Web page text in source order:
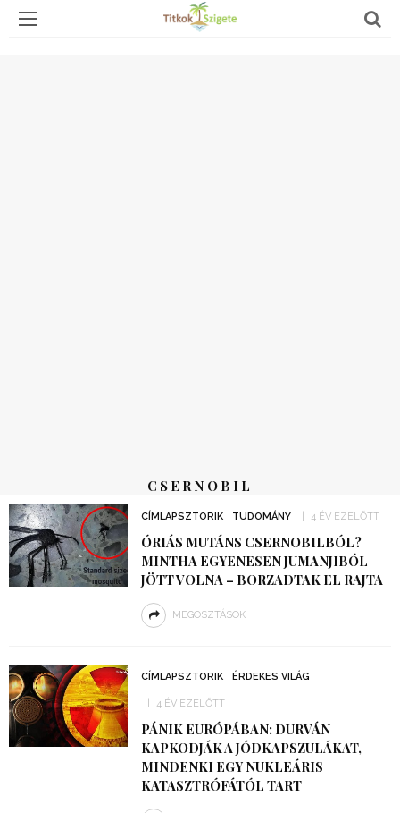
CSERNOBIL
CÍMLAPSZTORIK TUDOMÁNY 4 ÉV EZELŐTT
ÓRIÁS MUTÁNS CSERNOBILBÓL?
MINTHA EGYENESEN JUMANJIBÓL
JÖTT VOLNA – BORZADTAK EL RAJTA
MEGOSZTÁSOK
CÍMLAPSZTORIK ÉRDEKES VILÁG
4 ÉV EZELŐTT
PÁNIK EURÓPÁBAN: DURVÁN
KAPKODJÁK A JÓDKAPSZULÁKAT,
MINDENKI EGY NUKLEÁRIS
KATASZTRÓFÁTÓL TART